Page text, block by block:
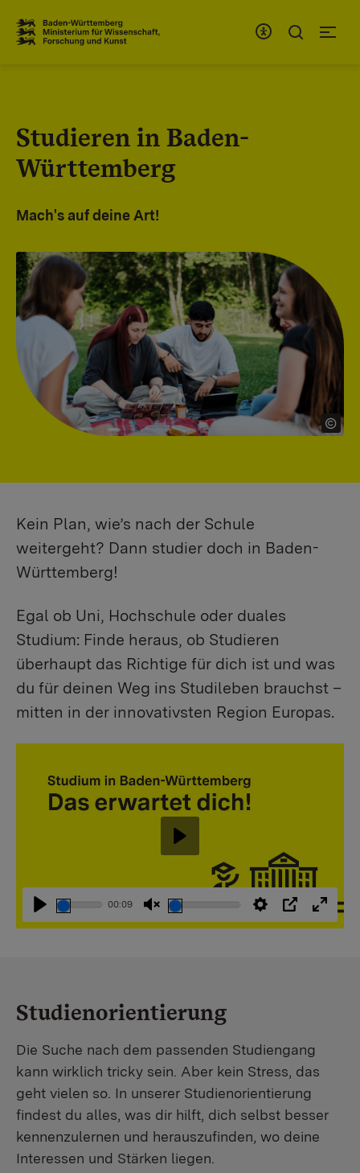
Studieren in Baden-
Württemberg
Mach's auf deine Art!
Kein Plan, wie’s nach der Schule
weitergeht? Dann studier doch in Baden-
Württemberg!
Egal ob Uni, Hochschule oder duales
Studium: Finde heraus, ob Studieren
überhaupt das Richtige für dich ist und was
du für deinen Weg ins Studileben brauchst –
mitten in der innovativsten Region Europas.
Abspielen
00:09
StummschaltungEinstellungen
PIP
Abspielen
Studienorientierung
Die Suche nach dem passenden Studiengang
kann wirklich tricky sein. Aber kein Stress, das
geht vielen so. In unserer Studienorientierung
findest du alles, was dir hilft, dich selbst besser
kennenzulernen und herauszufinden, wo deine
Interessen und Stärken liegen.